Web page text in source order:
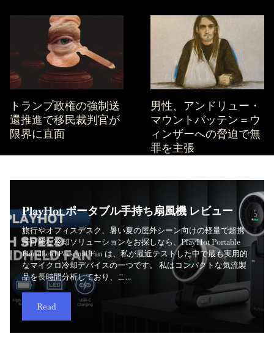
トランプ政権の強制送
還推進で移民裁判官が
限界に直面
男性、アンドリュー・
マウントバッテン＝ウ
ィンザーへの脅迫で無
罪を主張
Shark PowerDetect Speed Clean Pet Pro
Review: Self-Emptying
The Shark PowerDetect Speed Clean and Empty Pet Pro cordless
vacuum (model IA3241UKT) aims to make vacuuming as
frictionless as possible with its i...
Read
Best Supermarket Salad Bags Tasted and
Rated for 2026
Product Reviews - Best Supermarket Salad Bags Tasted and Rated
for 2026 - Latest updates, Celebrities, and Breaking News on
Grandgoldman.com
Read
2026年に本当に買うべき母の日のおすすめお
得なギフト26選
製品レビュー - 2026年に本当に買うべき母の日おすすめセール26
選 - Grandgoldman.comで最新ニュースと知っておくべきすべて
の情報をお届けします。
Read
PlayHot ポータブル手持ち扇風機 レビュー
旅行やオフィスデスク、暑い夏の屋外シーン向けの軽量で超携
帯可能な冷却ソリューションをお探しなら、PlayHot Portable
Handheld Personal Fan は、私が最近テストした中で最も実用的
なマイクロ冷却デバイスの一つです。 私はコンパクトな気流製
品を長時間分析しており、こ...
Read
してください（``` フェンス、説明、追加のテキ
ストはありません）:
偶発的なこぼれ、ペットの汚れ、または張り布の染みなどに対
処する家庭にとって、信頼性の高いスポットクリーニング機を
ownership することは最も賢い投資の一つです。Bissell Little
Green Portable Carpet Cleaner は、そのクラスで最も実用的なコ
ンパク...
Read
AUTOMAN 調節可能なガーデンホースノズル
のレビュー
正確な水量制御、耐久性、快適な取り扱いを提供する信頼性の
高いガーデンホース用アクセサリを探す際、多くの家庭の所有
者や園芸家は調整式散水ノズルを比較検討します。 AUTOMAN
Adjustable Garden Hose Nozzle は、日常の屋外への散水作業、
車の洗浄から繊細な植物の手入れ...
Read
HOMESUREの頑丈な収納袋 レビュー
Grandgoldman.com の家庭用整理用品のレビューを長年行ってき
た中で、多くの収納ソリューションは価格のために耐久性を犠
牲にして失敗してしまうことが多いと感じました。HOMESURE
Strong Storage Bags は、ダンボール箱のかさばりや安価なトート
の脆さを伴わず、引っ...
Read
LEVOIT コア 200S スマート空気清浄機 レビ
ュー（必見です）
家庭用の空気質製品を定期的に評価している者として、性能、
使い勝手、価値の観点から LEVOIT Core 200S Smart Air Purifier
を分析しました。室内空気清浄は、アレルギーの緩和、煙の低
減、より清潔な呼吸環境の維持に欠かせず、特に都会のアパー
トやペットを飼う家庭ではその...
Read
Dreo Velocity 首振りタワーファン レビュー
夏の暑さが本格化したり室内の空気がこもるとき、強力なタワ
ーファンは家庭やオフィスにおける最も実用的な冷却アップグ
レードのひとつです。静音性と効率的な風量を両立する複数の
現代ファンを試した結果、Dreo Velocity Oscillating Tower Fan
は、強力な風量、洗練されたデザイ...
Read
ュー
伝統的なアップライト型のかさばりを避けつつ、軽量で強力な
吸引力を提供する掃除機を探しているなら、Shark HV302 Rocket
Ultra-Light Vacuum はこのカテゴリで最も話題になっている選択
肢のひとつです。スティック型掃除機は携帯性と驚くべき清掃
力を両立させることで人気が...
Read